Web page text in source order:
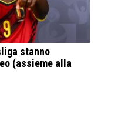
stanno
(assieme alla